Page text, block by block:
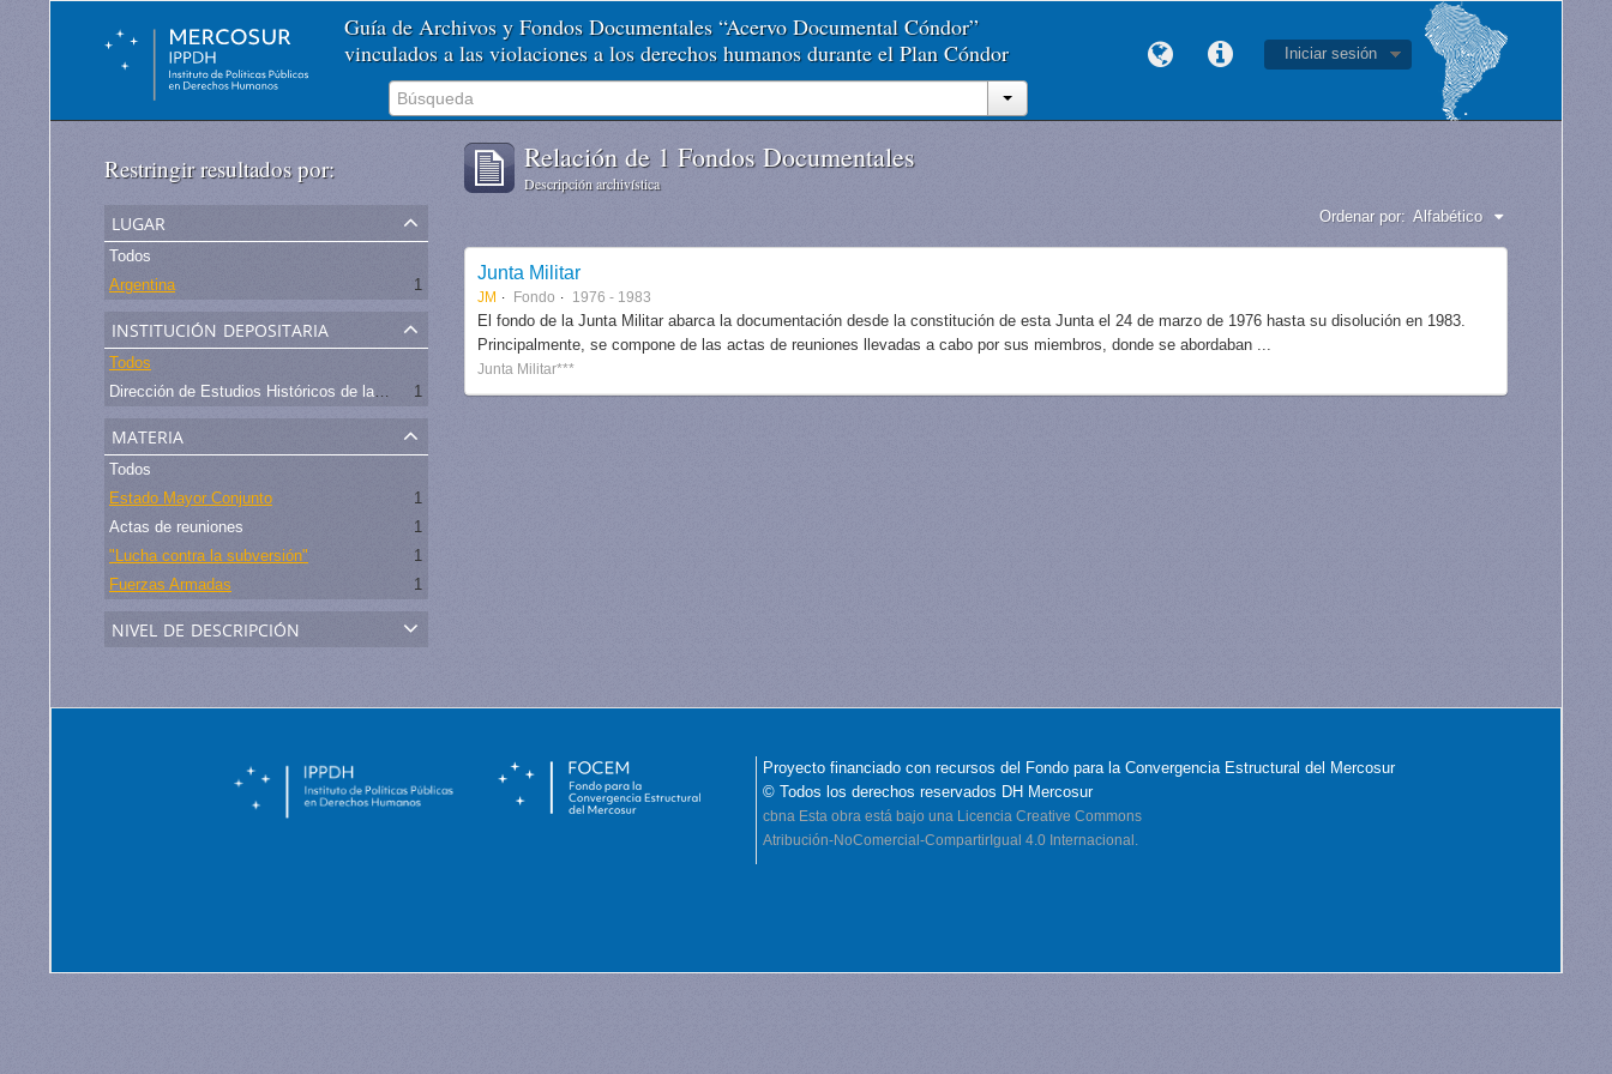
Guía de Archivos y Fondos Documentales “Acervo Documental Cóndor”
vinculados a las violaciones a los derechos humanos durante el Plan Cóndor
Iniciar sesión
Restringir resultados por:
lugar
Todos
Argentina
1
institución depositaria
Todos
Dirección de Estudios Históricos de la Fuerza Aérea
1
materia
Todos
Estado Mayor Conjunto
1
Actas de reuniones
1
"Lucha contra la subversión"
1
Fuerzas Armadas
1
nivel de descripción
Relación de 1 Fondos Documentales
Descripción archivística
Ordenar por: Alfabético
Junta Militar
JM Fondo 1976 - 1983
El fondo de la Junta Militar abarca la documentación desde la constitución de esta Junta el 24 de marzo de 1976 hasta su disolución en 1983.
Principalmente, se compone de las actas de reuniones llevadas a cabo por sus miembros, donde se abordaban ...
Junta Militar***
Proyecto financiado con recursos del Fondo para la Convergencia Estructural del Mercosur
© Todos los derechos reservados DH Mercosur
cbna Esta obra está bajo una Licencia Creative Commons
Atribución-NoComercial-CompartirIgual 4.0 Internacional.